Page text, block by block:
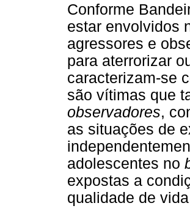
Conforme
estar envolvidos
agressores e
para aterrorizar
caracterizam-se
são vítimas que
observadores,
as situações de
adolescentes no
expostas a
qualidade de